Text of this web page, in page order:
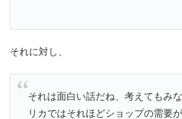
それに対し、
それは面白い話だね、考えてもみ
リカではそれほどショップの需要